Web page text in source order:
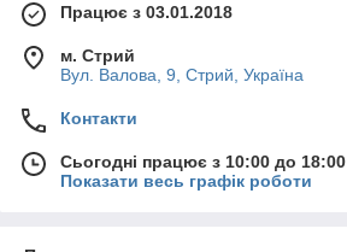
Працює з 03.01.2018
м. Стрий
Вул. Валова, 9, Стрий, Україна
Контакти
Сьогодні працює з 10:00 до 18:00
Показати весь графік роботи